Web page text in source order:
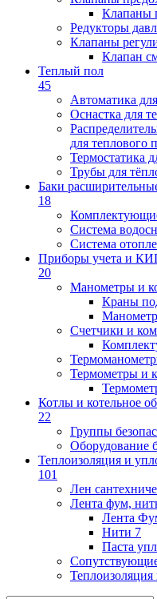
Клапаны
Редукторы
Клапаны
Клапан
Теплый пол
45
Автоматика
Оснастка для
для теплового
Термостатика
Трубы для
Баки
18
Система
Система
Приборы учета и
20
Манометры и
Краны
Счетчики и
Термометры и
Котлы и котельное
22
Группы
Оборудование
Теплоизоляция и
101
Лен
Лента фум,
Лента
Нити 7
Паста
Теплоизоляция